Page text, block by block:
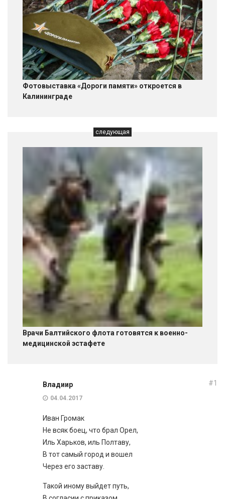
Фотовыставка «Дороги памяти» откроется в
Калининграде
следующая
Врачи Балтийского флота готовятся к военно-
медицинской эстафете
Владиир #1
04.04.2017
Иван Громак
Не всяк боец, что брал Орел,
Иль Харьков, иль Полтаву,
В тот самый город и вошел
Через его заставу.
Такой иному выйдет путь,